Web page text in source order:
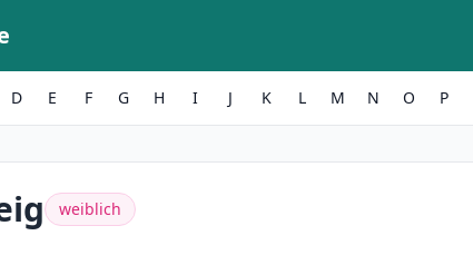
D E F G H I J K L M N O P
weiblich